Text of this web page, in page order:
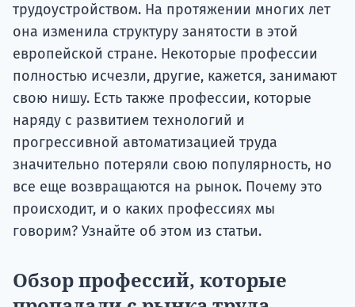
трудоустройством. На протяжении многих лет
она изменила структуру занятости в этой
европейской стране. Некоторые профессии
полностью исчезли, другие, кажется, занимают
свою нишу. Есть также профессии, которые
наряду с развитием технологий и
прогрессивной автоматизацией труда
значительно потеряли свою популярность, но
все еще возвращаются на рынок. Почему это
происходит, и о каких профессиях мы
говорим? Узнайте об этом из статьи.
Обзор профессий, которые